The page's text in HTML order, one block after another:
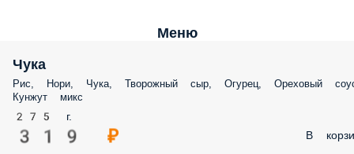
Меню
Чука
Рис, Нори, Чука, Творожный сыр, Огурец, Ореховый
Кунжут микс
275 г.
319 ₽ В